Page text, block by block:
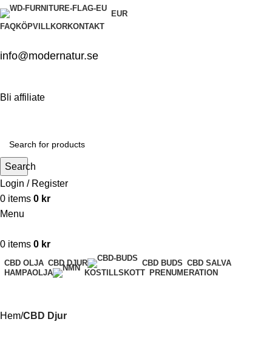
EUR
FAQKÖPVILLKORKONTAKT
info@modernatur.se
Bli affiliate
Search
Login / Register
0 items 0 kr
Menu
0 items 0 kr
CBD OLJA CBD DJUR CBD BUDS CBD SALVA
HAMPAOLJA
KOSTILLSKOTT PRENUMERATION
Hem CBD Djur